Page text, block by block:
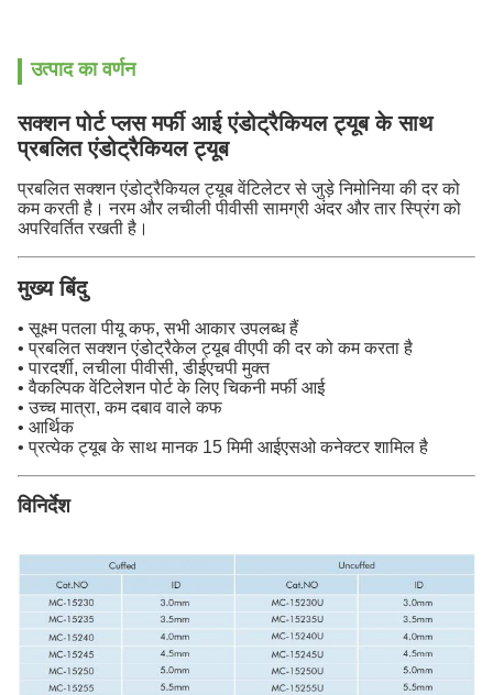
उत्पाद का वर्णन
सक्शन पोर्ट प्लस मर्फी आई एंडोट्रैकियल ट्यूब के साथ
प्रबलित एंडोट्रैकियल ट्यूब
प्रबलित सक्शन एंडोट्रैकियल ट्यूब वेंटिलेटर से जुड़े निमोनिया की दर को
कम करती है। नरम और लचीली पीवीसी सामग्री अंदर और तार स्प्रिंग को
अपरिवर्तित रखती है।
मुख्य बिंदु
• सूक्ष्म पतला पीयू कफ, सभी आकार उपलब्ध हैं
• प्रबलित सक्शन एंडोट्रैकेल ट्यूब वीएपी की दर को कम करता है
• पारदर्शी, लचीला पीवीसी, डीईएचपी मुक्त
• वैकल्पिक वेंटिलेशन पोर्ट के लिए चिकनी मर्फी आई
• उच्च मात्रा, कम दबाव वाले कफ
• आर्थिक
• प्रत्येक ट्यूब के साथ मानक 15 मिमी आईएसओ कनेक्टर शामिल है
विनिर्देश